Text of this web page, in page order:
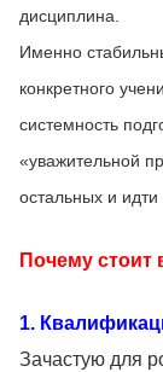
дисциплина.
Именно
конкретного
системность
«уважительной
остальных и идти
Почему
1.
Зачастую для